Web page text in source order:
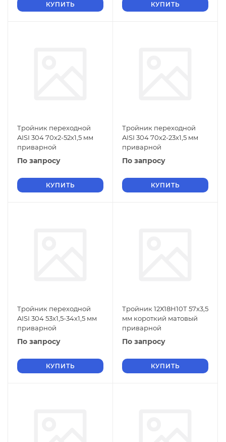
КУПИТЬ КУПИТЬ
Тройник переходной
AISI 304 70х2-52х1,5 мм
приварной
По запросу
КУПИТЬ
Тройник переходной
AISI 304 70х2-23х1,5 мм
приварной
По запросу
КУПИТЬ
Тройник переходной
AISI 304 53х1,5-34х1,5 мм
приварной
По запросу
КУПИТЬ
Тройник 12Х18Н10Т 57x3,5
мм короткий матовый
приварной
По запросу
КУПИТЬ